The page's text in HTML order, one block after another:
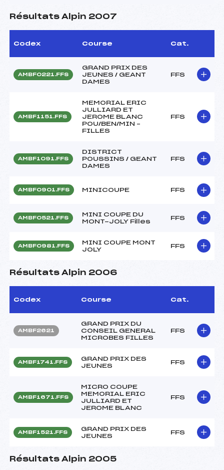
Résultats Alpin 2007
Codex Course Cat.
AMBF0221.FFS
GRAND PRIX DES
JEUNES / GEANT
DAMES
FFS
AMBF1151.FFS
MEMORIAL ERIC
JULLIARD ET
JEROME BLANC
POU/BEN/MIN –
FILLES
FFS
AMBF1091.FFS
DISTRICT
POUSSINS / GEANT
DAMES
FFS
AMBF0901.FFS MINICOUPE FFS
AMBF0521.FFS
MINI COUPE DU
MONT-JOLY Filles
FFS
AMBF0981.FFS
MINI COUPE MONT
JOLY
FFS
Résultats Alpin 2006
Codex Course Cat.
AMBF2621
GRAND PRIX DU
CONSEIL GENERAL
MICROBES FILLES
FFS
AMBF1741.FFS
GRAND PRIX DES
JEUNES
FFS
AMBF1671.FFS
MICRO COUPE
MEMORIAL ERIC
JULLIARD ET
JEROME BLANC
FFS
AMBF1521.FFS
GRAND PRIX DES
JEUNES
FFS
Résultats Alpin 2005